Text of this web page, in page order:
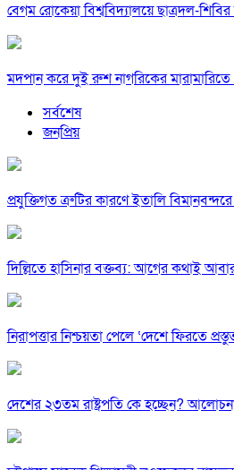
বেগম রোকেয়া বিশ্ববিদ্যালয়ে ছাত্রদল-
মদপান করে দুই রুশ নাগরিকের
সর্বশেষ
জনপ্রিয়
প্রযুক্তিগত ত্রুটির কারণে ইতালি
দিল্লিতে হাসিনার বক্তব্য: আগের কথাই
নিরাপত্তার নিশ্চয়তা পেলে ‘দেশে ফিরতে
দেশের ২৩তম রাষ্ট্রপতি কে হচ্ছেন?